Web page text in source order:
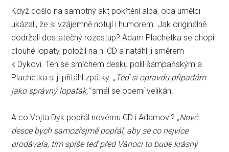
Když došlo na samotný akt pokřtění alba, oba umělci
ukázali, že si vzájemně notují i humorem. Jak originálně
dodrželi dostatečný rozestup? Adam Plachetka se chopil
dlouhé lopaty, položil na ni CD a natáhl ji směrem
k Dykovi. Ten se smíchem desku polil šampaňským a
Plachetka si ji přitáhl zpátky. „Teď si opravdu připadám
jako správný lopaťák,“smál se operní velikán.
A co Vojta Dyk popřál novému CD i Adamovi? „Nové
desce bych samozřejmě popřál, aby se co nejvíce
prodávala, tím spíše teď před Vánoci to bude krásný